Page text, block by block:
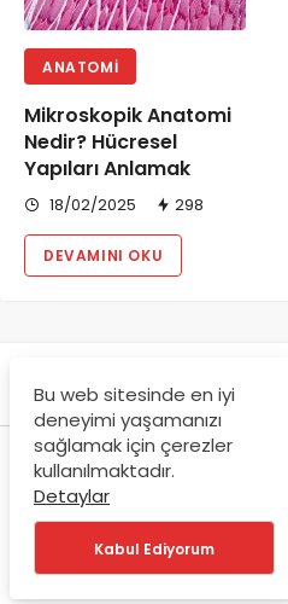
ANATOMI
Mikroskopik Anatomi
Nedir? Hücresel
Yapıları Anlamak
18/02/2025 298
DEVAMINI OKU
© Copyright 2021-2022,
Gizlilik
Bu web sitesinde en iyi
deneyimi yaşamanızı
sağlamak için çerezler
kullanılmaktadır.
Detaylar
Kabul Ediyorum